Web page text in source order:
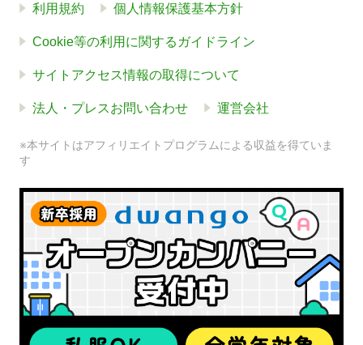
利用規約 個人情報保護基本方針
Cookie等の利用に関するガイドライン
サイトアクセス情報の取得について
法人・プレスお問い合わせ 運営会社
※本サイトはアフィリエイトプログラムによる収益を得ていま
す